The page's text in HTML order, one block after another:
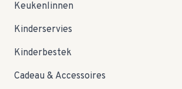
Keukenlinnen
Kinderservies
Kinderbestek
Cadeau & Accessoires